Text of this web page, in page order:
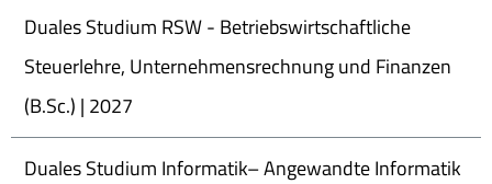
Duales Studium RSW - Betriebswirtschaftliche
Steuerlehre, Unternehmensrechnung und Finanzen
(B.Sc.) | 2027
Duales Studium Informatik– Angewandte Informatik